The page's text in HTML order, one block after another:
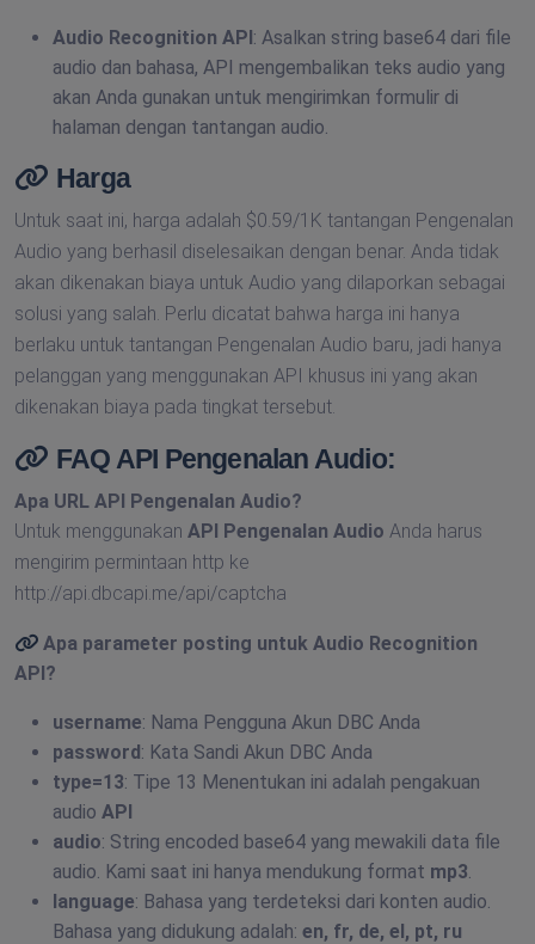
Audio Recognition API: Asalkan string base64 dari file
audio dan bahasa, API mengembalikan teks audio yang
akan Anda gunakan untuk mengirimkan formulir di
halaman dengan tantangan audio.
Harga
Untuk saat ini, harga adalah $0.59/1K tantangan Pengenalan
Audio yang berhasil diselesaikan dengan benar. Anda tidak
akan dikenakan biaya untuk Audio yang dilaporkan sebagai
solusi yang salah. Perlu dicatat bahwa harga ini hanya
berlaku untuk tantangan Pengenalan Audio baru, jadi hanya
pelanggan yang menggunakan API khusus ini yang akan
dikenakan biaya pada tingkat tersebut.
FAQ API Pengenalan Audio:
Apa URL API Pengenalan Audio?
Untuk menggunakan API Pengenalan Audio Anda harus
mengirim permintaan http ke
http://api.dbcapi.me/api/captcha
Apa parameter posting untuk Audio Recognition
API?
username: Nama Pengguna Akun DBC Anda
password: Kata Sandi Akun DBC Anda
type=13: Tipe 13 Menentukan ini adalah pengakuan
audio API
audio: String encoded base64 yang mewakili data file
audio. Kami saat ini hanya mendukung format mp3
language: Bahasa yang terdeteksi dari konten audio.
Bahasa yang didukung adalah: en, fr, de, el, pt, ru